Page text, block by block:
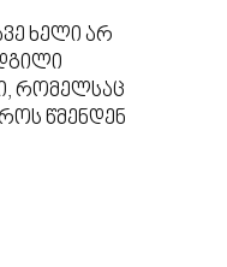
ხელი არ
რომელსაც
წმენდენ